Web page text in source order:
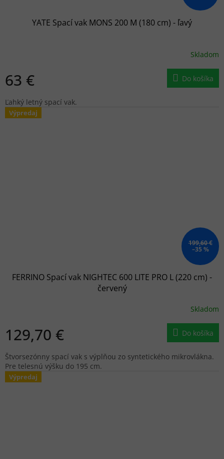
YATE Spací vak MONS 200 M (180 cm) - ľavý
Skladom
63 € Do košíka
Ľahký letný spací vak.
Výpredaj
199,60 €
–35 %
FERRINO Spací vak NIGHTEC 600 LITE PRO L (220 cm) -
červený
Skladom
129,70 € Do košíka
Štvorsezónny spací vak s výplňou zo syntetického mikrovlákna.
Pre telesnú výšku do 195 cm.
Výpredaj